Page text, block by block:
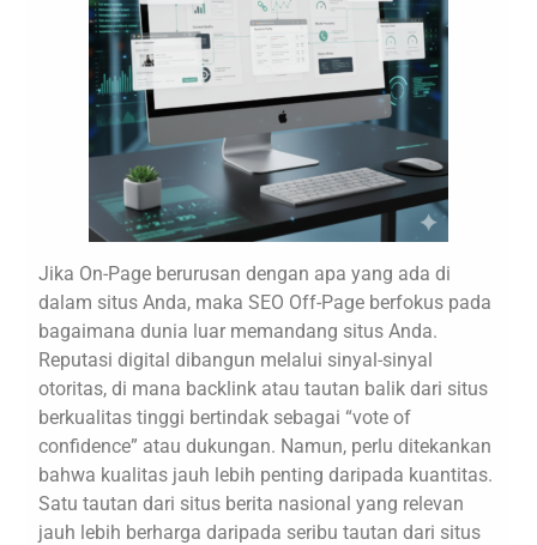
Jika On-Page berurusan dengan apa yang ada di
dalam situs Anda, maka SEO Off-Page berfokus pada
bagaimana dunia luar memandang situs Anda.
Reputasi digital dibangun melalui sinyal-sinyal
otoritas, di mana backlink atau tautan balik dari situs
berkualitas tinggi bertindak sebagai “vote of
confidence” atau dukungan. Namun, perlu ditekankan
bahwa kualitas jauh lebih penting daripada kuantitas.
Satu tautan dari situs berita nasional yang relevan
jauh lebih berharga daripada seribu tautan dari situs